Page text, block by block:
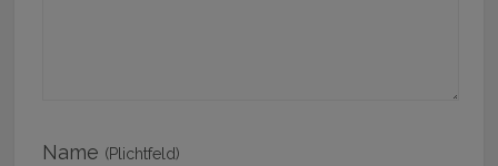
Name (Plichtfeld)